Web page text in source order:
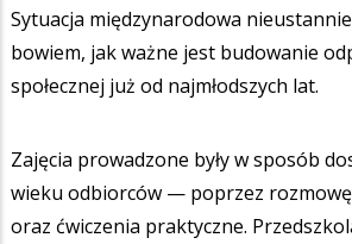
Sytuacja międzynarodowa
bowiem, jak ważne jest budowanie
społecznej już od najmłodszych lat.
Zajęcia prowadzone były w sposób
wieku odbiorców — poprzez
oraz ćwiczenia praktyczne.